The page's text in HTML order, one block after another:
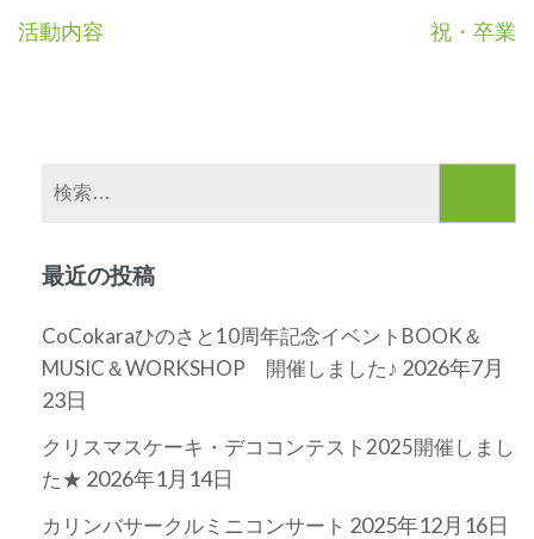
投
ー
シ
ョ
ン
活動内容 祝・卒業
最近の投稿
CoCokaraひのさと10周年記念イベントBOOK＆
MUSIC＆WORKSHOP 開催しました♪ 2026年7月
23日
クリスマスケーキ・デココンテスト2025開催しまし
た★ 2026年1月14日
カリンバサークルミニコンサート 2025年12月16日